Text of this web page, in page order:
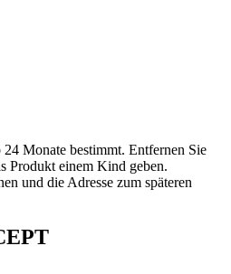
Monate bestimmt. Entfernen Sie
Produkt einem Kind geben.
und die Adresse zum späteren